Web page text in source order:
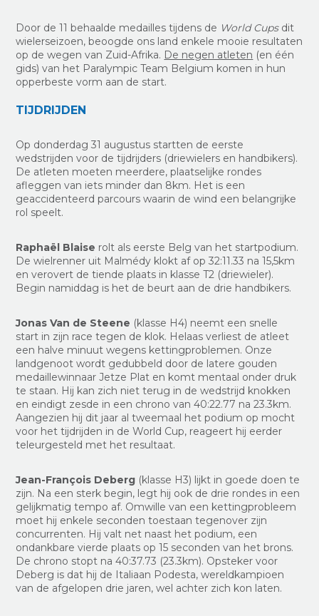
Door de 11 behaalde medailles tijdens de World Cupsdit
wielerseizoen, beoogde ons land enkele mooie resultaten
op de wegen van Zuid-Afrika. De negen atleten (en één
gids) van het Paralympic Team Belgium komen in hun
opperbeste vorm aan de start.
TIJDRIJDEN
Op donderdag 31 augustus startten de eerste
wedstrijden voor de tijdrijders (driewielers en handbikers).
De atleten moeten meerdere, plaatselijke rondes
afleggen van iets minder dan 8km. Het is een
geaccidenteerd parcours waarin de wind een belangrijke
rol speelt.
Raphaël Blaise rolt als eerste Belg van het startpodium.
De wielrenner uit Malmédy klokt af op 32:11.33 na 15,5km
en verovert de tiende plaats in klasse T2 (driewieler).
Begin namiddag is het de beurt aan de drie handbikers.
Jonas Van de Steene (klasse H4) neemt een snelle
start in zijn race tegen de klok. Helaas verliest de atleet
een halve minuut wegens kettingproblemen. Onze
landgenoot wordt gedubbeld door de latere gouden
medaillewinnaar Jetze Plat en komt mentaal onder druk
te staan. Hij kan zich niet terug in de wedstrijd knokken
en eindigt zesde in een chrono van 40:22.77 na 23.3km.
Aangezien hij dit jaar al tweemaal het podium op mocht
voor het tijdrijden in de World Cup, reageert hij eerder
teleurgesteld met het resultaat.
Jean-François Deberg (klasse H3) lijkt in goede doen te
zijn. Na een sterk begin, legt hij ook de drie rondes in een
gelijkmatig tempo af. Omwille van een kettingprobleem
moet hij enkele seconden toestaan tegenover zijn
concurrenten. Hij valt net naast het podium, een
ondankbare vierde plaats op 15 seconden van het brons.
De chrono stopt na 40:37.73 (23.3km). Opsteker voor
Deberg is dat hij de Italiaan Podesta, wereldkampioen
van de afgelopen drie jaren, wel achter zich kon laten.